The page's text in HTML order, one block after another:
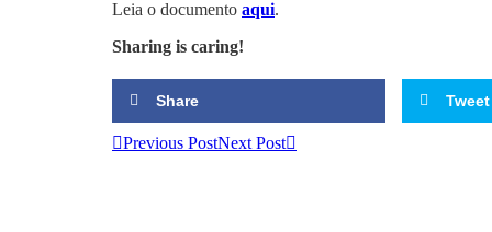
Leia o documento aqui.
Sharing is caring!
Share Tweet
Previous PostNext Post